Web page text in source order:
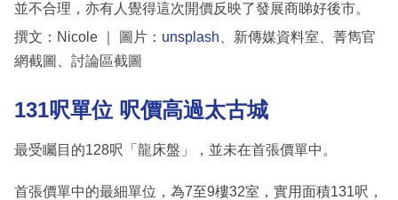
並不合理，亦有人覺得這次開價反映了發展商睇好後市。
撰文：Nicole ｜ 圖片： unsplash 、新傳媒資料室、菁雋官
網截圖、討論區截圖
131呎單位 呎價高過太古城
最受矚目的128呎「龍床盤」，並未在首張價單中。
首張價單中的最細單位，為7至9樓32室，實用面積131呎，